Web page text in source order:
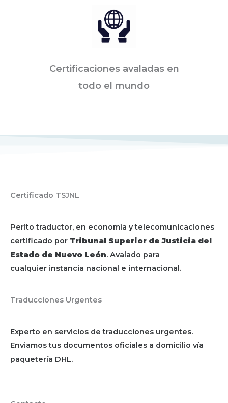
Certificaciones avaladas en
todo el mundo
Certificado TSJNL
Perito traductor, en economía y telecomunicaciones
certificado por Tribunal Superior de Justicia del
Estado de Nuevo León. Avalado para
cualquier instancia nacional e internacional.
Traducciones Urgentes
Experto en servicios de traducciones urgentes.
Enviamos tus documentos oficiales a domicilio vía
paquetería DHL.